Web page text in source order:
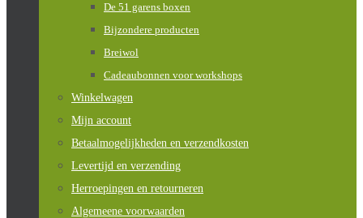
De 51 garens boxen
Bijzondere producten
Breiwol
Cadeaubonnen voor workshops
Winkelwagen
Mijn account
Betaalmogelijkheden en verzendkosten
Levertijd en verzending
Herroepingen en retourneren
Algemeene voorwaarden